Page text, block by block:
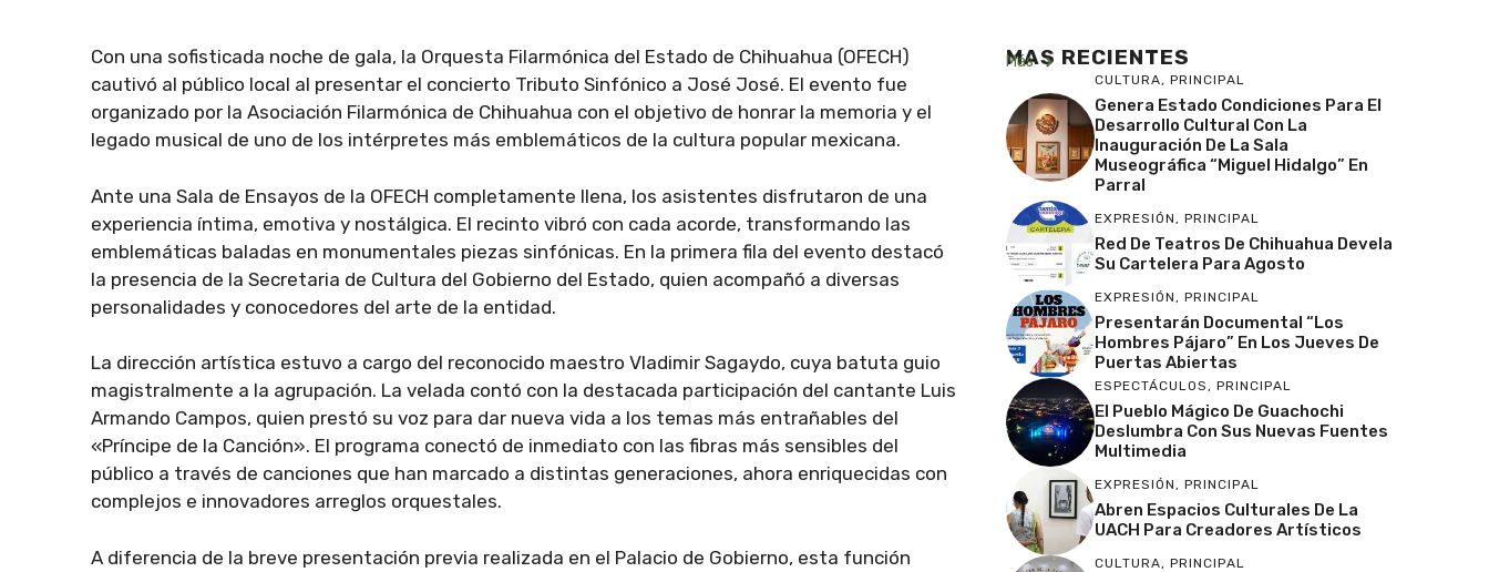
Con una sofisticada noche de gala, la Orquesta Filarmónica del Estado de Chihuahua (OFECH)
cautivó al público local al presentar el concierto Tributo Sinfónico a José José. El evento fue
organizado por la Asociación Filarmónica de Chihuahua con el objetivo de honrar la memoria y el
legado musical de uno de los intérpretes más emblemáticos de la cultura popular mexicana.
Ante una Sala de Ensayos de la OFECH completamente llena, los asistentes disfrutaron de una
experiencia íntima, emotiva y nostálgica. El recinto vibró con cada acorde, transformando las
emblemáticas baladas en monumentales piezas sinfónicas. En la primera fila del evento destacó
la presencia de la Secretaria de Cultura del Gobierno del Estado, quien acompañó a diversas
personalidades y conocedores del arte de la entidad.
La dirección artística estuvo a cargo del reconocido maestro Vladimir Sagaydo, cuya batuta guio
magistralmente a la agrupación. La velada contó con la destacada participación del cantante Luis
Armando Campos, quien prestó su voz para dar nueva vida a los temas más entrañables del
«Príncipe de la Canción». El programa conectó de inmediato con las fibras más sensibles del
público a través de canciones que han marcado a distintas generaciones, ahora enriquecidas con
complejos e innovadores arreglos orquestales.
A diferencia de la breve presentación previa realizada en el Palacio de Gobierno, esta función
MAS RECIENTES
Más
CULTURA, PRINCIPAL
Genera Estado Condiciones Para El
Desarrollo Cultural Con La
Inauguración De La Sala
Museográfica “Miguel Hidalgo” En
Parral
EXPRESIÓN, PRINCIPAL
Red De Teatros De Chihuahua Devela
Su Cartelera Para Agosto
EXPRESIÓN, PRINCIPAL
Presentarán Documental “Los
Hombres Pájaro” En Los Jueves De
Puertas Abiertas
ESPECTÁCULOS, PRINCIPAL
El Pueblo Mágico De Guachochi
Deslumbra Con Sus Nuevas Fuentes
Multimedia
EXPRESIÓN, PRINCIPAL
Abren Espacios Culturales De La
UACH Para Creadores Artísticos
CULTURA, PRINCIPAL